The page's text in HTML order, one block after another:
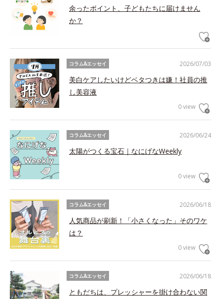
余ったポイント、子どもたちに届けません
か？
2026/07/03
コラム&エッセイ
美白ケアしたいけどベタつきは嫌！社員の推
し美容液
0 view
2026/06/24
コラム&エッセイ
太陽がつくる宝石｜なにげなWeekly
0 view
2026/06/18
コラム&エッセイ
人気商品が刷新！「小さくなった」そのワケ
は？
0 view
2026/06/18
コラム&エッセイ
ともだちは、プレッシャーを掛け合わない関